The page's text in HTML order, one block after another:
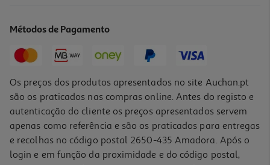
Métodos de Pagamento
Os preços dos produtos apresentados no site Auchan.pt
são os praticados nas compras online. Antes do registo e
autenticação do cliente os preços apresentados servem
apenas como referência e são os praticados para entregas
e recolhas no código postal 2650-435 Amadora. Após o
login e em função da proximidade e do código postal,